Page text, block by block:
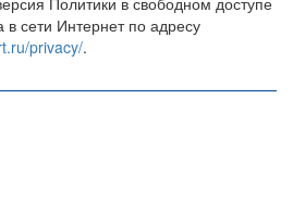
в сети Интернет по адресу
privacy/.